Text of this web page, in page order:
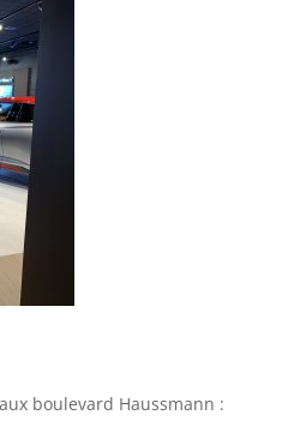
boulevard Haussmann :